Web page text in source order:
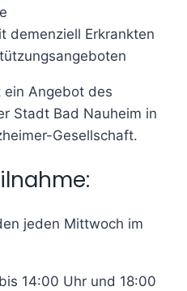
demenziell Erkrankten
ein Angebot des
Stadt Bad Nauheim in
Gesellschaft.
jeden Mittwoch im
14:00 Uhr und 18:00